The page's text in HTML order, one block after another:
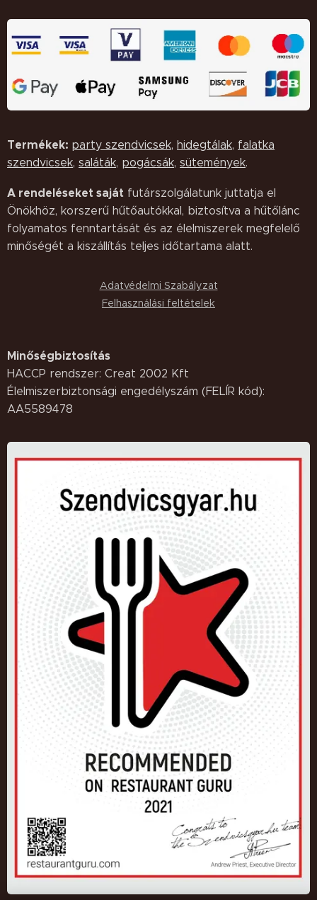
Termékek: party szendvicsek, hidegtálak, falatka
szendvicsek, saláták, pogácsák, sütemények.
A rendeléseket saját futárszolgálatunk juttatja el
Önökhöz, korszerű hűtőautókkal, biztosítva a hűtőlánc
folyamatos fenntartását és az élelmiszerek megfelelő
minőségét a kiszállítás teljes időtartama alatt.
Adatvédelmi Szabályzat
Felhasználási feltételek
Minőségbiztosítás
HACCP rendszer: Creat 2002 Kft
Élelmiszerbiztonsági engedélyszám (FELÍR kód):
AA5589478